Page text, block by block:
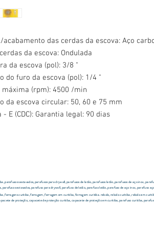
acabamento das cerdas da escova: Aço
da escova: Ondulada
da escova (pol): 3/8 "
do furo da escova (pol): 1/4 "
máxima (rpm): 4500 /min
da escova circular: 50, 60 e 75 mm
- E (CDC): Garantia legal: 90 dias
ferragens curitiba, ferragem, ferragem em curitiba, ferragem curitiba. rebolo, rebolo curitiba, rebolo em
de proteção, capacete de proteção curitiba, capacete de proteção em curitiba, parafuso curitiba,
parafusos sextavados, parafusos para drywall, parafusos de latão, parafusos latão, parafusos de aço inox,
parafuso sextavados, parafuso para drywall, parafuso de latão, parafuso latão, parafuso de aço inox,